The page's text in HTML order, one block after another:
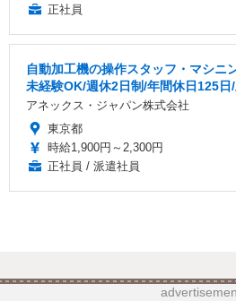
正社員
自動加工機の操作スタッフ・マシニ
未経験OK/週休2日制/年間休日125日
アネックス・ジャパン株式会社
東京都
時給1,900円～2,300円
正社員 / 派遣社員